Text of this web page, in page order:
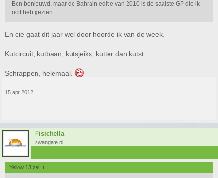
Ben benieuwd, maar de Bahrain editie van 2010 is de saaiste GP die ik
ooit heb gezien.
En die gaat dit jaar wel door hoorde ik van de week.
Kutcircuit, kutbaan, kutsjeiks, kutter dan kutst.
Schrappen, helemaal.
15 apr 2012
Fisichella
swangate.nl
Yellow 13 zei: ↑